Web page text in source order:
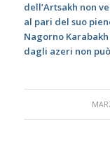
dell’Artsakh non
al pari del suo
Nagorno
dagli azeri non